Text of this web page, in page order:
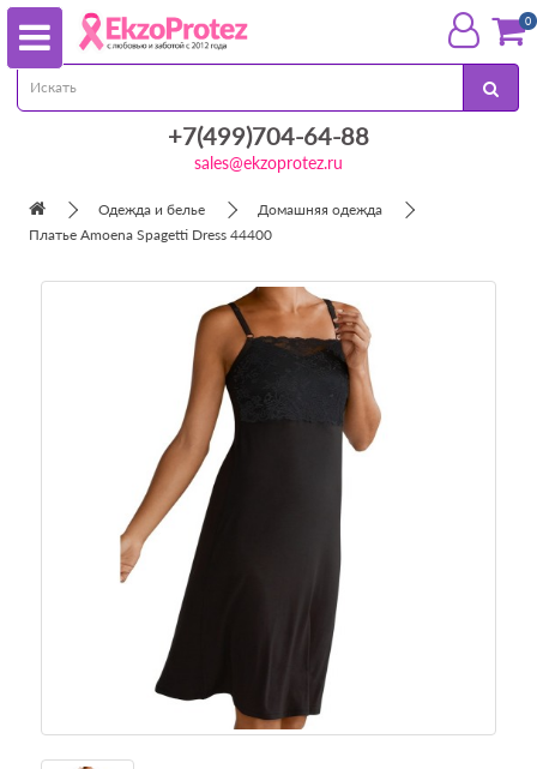
+7(499)704-64-88
sales@ekzoprotez.ru
0
Одежда и белье
Домашняя одежда
Платье Amoena Spagetti Dress 44400